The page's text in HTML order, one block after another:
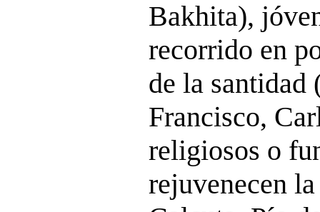
Bakhita),
recorrido en
de la santidad
Francisco,
religiosos o
rejuvenecen